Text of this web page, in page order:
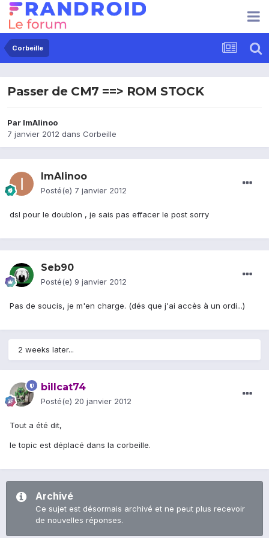
Corbeille
Passer de CM7 ==> ROM STOCK
Par ImAlinoo
7 janvier 2012 dans Corbeille
ImAlinoo
Posté(e) 7 janvier 2012
dsl pour le doublon , je sais pas effacer le post sorry
Seb90
Posté(e) 9 janvier 2012
Pas de soucis, je m'en charge. (dés que j'ai accès à un ordi...)
2 weeks later...
billcat74
Posté(e) 20 janvier 2012
Tout a été dit,
le topic est déplacé dans la corbeille.
Archivé
Ce sujet est désormais archivé et ne peut plus recevoir
de nouvelles réponses.